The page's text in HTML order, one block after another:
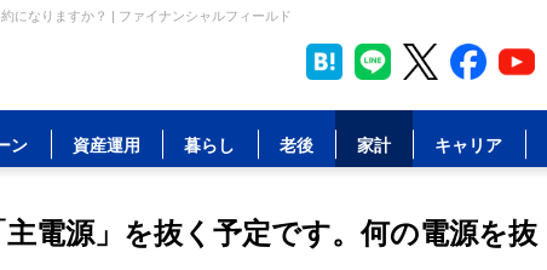
になりますか？ | ファイナンシャルフィールド
ン 資産運用 暮らし 老後 家計 キャリア
電源」を抜く予定です。何の電源を抜